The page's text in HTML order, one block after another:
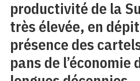
productivité de la
très élevée, en
présence des
pans de l’économie